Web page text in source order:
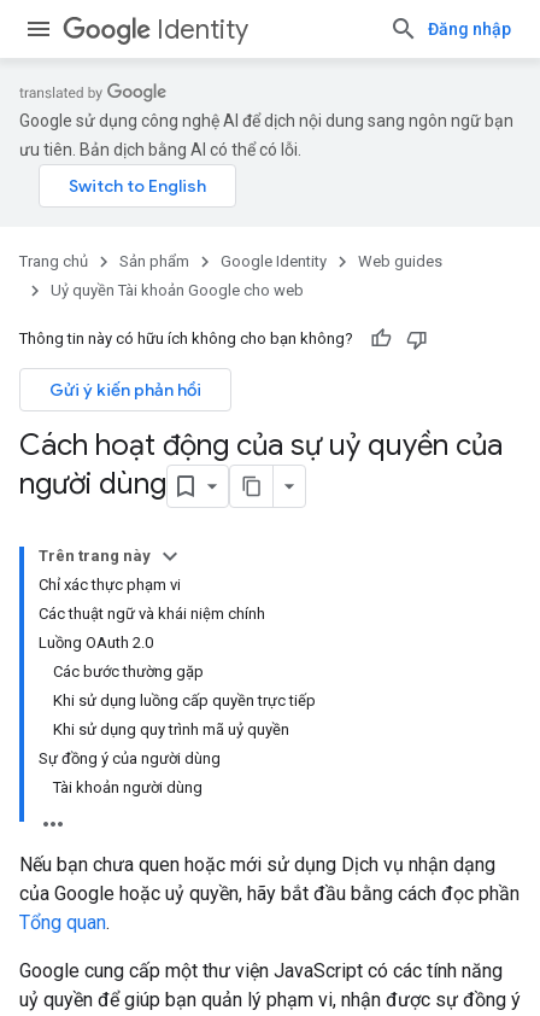
Identity Đăng nhập
Google sử dụng công nghệ AI để dịch nội dung sang ngôn ngữ bạn
ưu tiên. Bản dịch bằng AI có thể có lỗi.
Trang chủ Sản phẩm Google Identity
Web guides
Uỷ quyền Tài khoản Google cho web
Thông tin này có hữu ích không cho bạn không?
Gửi ý kiến phản hồi
Cách hoạt động của sự uỷ quyền của
người dùng
Trên trang này
Chỉ xác thực phạm vi
Các thuật ngữ và khái niệm chính
Luồng OAuth 2.0
Các bước thường gặp
Khi sử dụng luồng cấp quyền trực tiếp
Khi sử dụng quy trình mã uỷ quyền
Sự đồng ý của người dùng
Tài khoản người dùng
Nếu bạn chưa quen hoặc mới sử dụng Dịch vụ nhận dạng
của Google hoặc uỷ quyền, hãy bắt đầu bằng cách đọc phần
Tổng quan.
Google cung cấp một thư viện JavaScript có các tính năng
uỷ quyền để giúp bạn quản lý phạm vi, nhận được sự đồng ý